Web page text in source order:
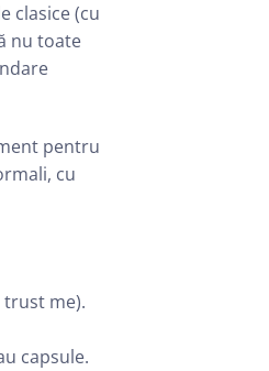
clasice (cu
nu toate
pentru
cu
me).
capsule.